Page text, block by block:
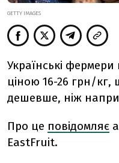
GETTY IMAGES
Українські
ціною 16-26 грн/кг,
дешевше, ніж
Про це повідомляє
EastFruit.